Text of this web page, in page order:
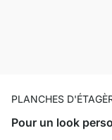
PLANCHES
Pour un look